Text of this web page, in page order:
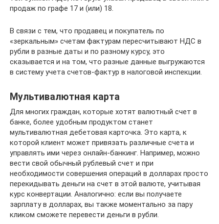
продаж по графе 17 и (или) 18.
В связи с тем, что продавец и покупатель по
«зеркальным» счетам фактурам пересчитывают НДС в
рубли в разные даты и по разному курсу, это
сказывается и на том, что разные данные выгружаются
в систему учета счетов-фактур в налоговой инспекции.
Мультивалютная карта
Для многих граждан, которые хотят валютный счет в
банке, более удобным продуктом станет
мультивалютная дебетовая карточка. Это карта, к
которой клиент может привязать различные счета и
управлять ими через онлайн-банкинг. Например, можно
вести свой обычный рублевый счет и при
необходимости совершения операций в долларах просто
перекидывать деньги на счет в этой валюте, учитывая
курс конвертации. Аналогично: если вы получаете
зарплату в долларах, вы также моментально за пару
кликом сможете перевести деньги в рубли.